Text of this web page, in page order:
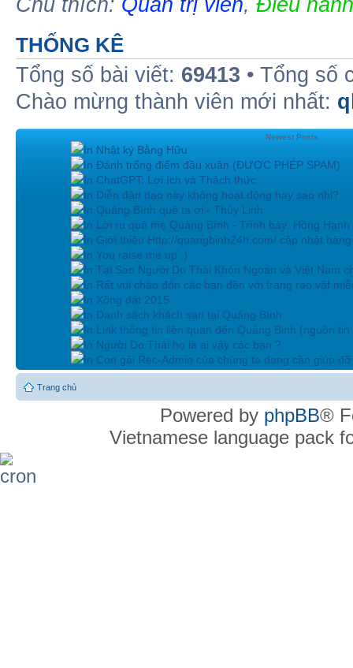
Chú thích: Quản trị viên, Điều
THỐNG KÊ
Tổng số bài viết: 69413 • Tổng số
Chào mừng thành viên mới nhất:
Newest Posts
In Nhật ký Bằng Hữu
In Đánh trống điểm đầu xuân (ĐƯỢC PHÉP SPAM)
In ChatGPT: Lợi ích và Thách thức
In Diễn đàn dạo này không hoạt động hay sao nhỉ?
In Quảng Bình quê ta ơi - Thùy Linh
In Lời ru quê mẹ Quảng Bình - Trình bày: Hồng Hạnh
In Giới thiệu Http://quangbinh24h.com/ cập nhật
In You raise me up :)
In Tại Sao Người Do Thái Khôn Ngoan và Việt Nam
In Rất vui chào đón các bạn đền với trang rao vặt
In Xông đất 2015
In Danh sách khách sạn tại Quảng Bình
In Link thông tin liên quan đến Quảng Binh (nguồn tin
In Người Do Thái họ là ai vậy các bạn ?
In Con gái Rec-Admin của chúng ta đang cần giúp
Trang chủ
Powered by phpBB®
Vietnamese language pack